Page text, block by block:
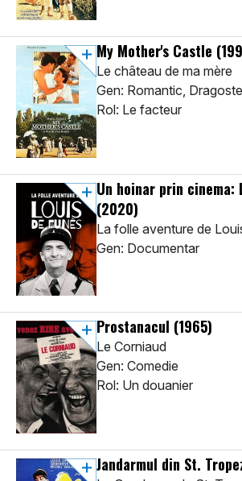
My Mother's Castle
Le château de ma mère
Gen: Romantic,
Rol: Le facteur
Un hoinar prin cinema:
(2020)
La folle aventure de
Gen: Documentar
Prostanacul (1965)
Le Corniaud
Gen: Comedie
Rol: Un douanier
Jandarmul din St.